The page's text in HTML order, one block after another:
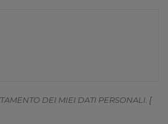
DEI MIEI DATI PERSONALI. [